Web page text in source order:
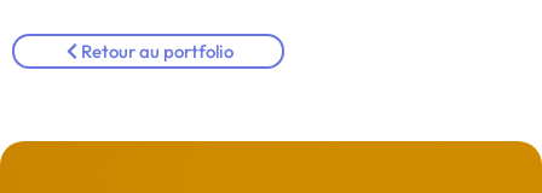
Retour au portfolio